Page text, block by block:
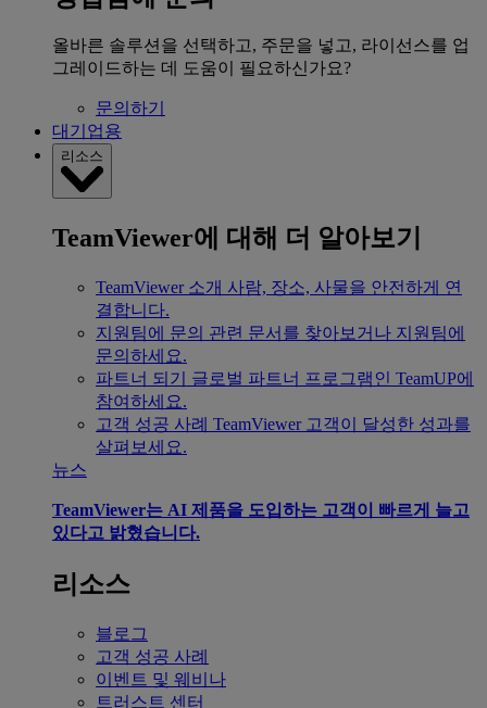
올바른 솔루션을 선택하고, 주문을 넣고, 라이선스를 업
그레이드하는 데 도움이 필요하신가요?
문의하기
대기업용
리소스
TeamViewer에 대해 더 알아보기
TeamViewer 소개 사람, 장소, 사물을 안전하게 연
결합니다.
지원팀에 문의 관련 문서를 찾아보거나 지원팀에
문의하세요.
파트너 되기
글로벌 파트너 프로그램인 TeamUP에
참여하세요.
고객 성공 사례 TeamViewer 고객이 달성한 성과를
살펴보세요.
뉴스
TeamViewer는 AI 제품을 도입하는 고객이 빠르게 늘고
있다고 밝혔습니다.
리소스
블로그
고객 성공 사례
이벤트 및 웨비나
트러스트 센터